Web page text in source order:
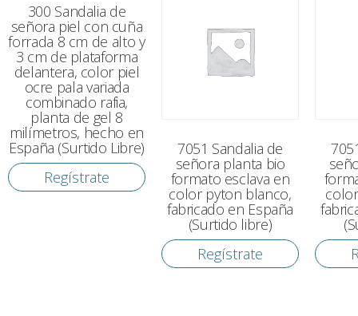
300 Sandalia de
señora piel con cuña
forrada 8 cm de alto y
3 cm de plataforma
delantera, color piel
ocre pala variada
combinado rafia,
planta de gel 8
milímetros, hecho en
España (Surtido Libre)
Regístrate
7051 Sandalia de
señora planta bio
formato esclava en
color pyton blanco,
fabricado en España
(Surtido libre)
Regístrate